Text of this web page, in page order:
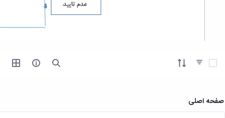
آیتم ها را انتخاب کنید
صفحه اصلی